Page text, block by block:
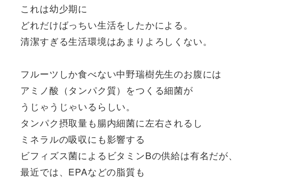
これは幼少期に
どれだけばっちい生活をしたかによる。
清潔すぎる生活環境はあまりよろしくない。
フルーツしか食べない中野瑞樹先生のお腹には
アミノ酸（タンパク質）をつくる細菌が
うじゃうじゃいるらしい。
タンパク摂取量も腸内細菌に左右されるし
ミネラルの吸収にも影響する
ビフィズス菌によるビタミンBの供給は有名だが、
最近では、EPAなどの脂質も